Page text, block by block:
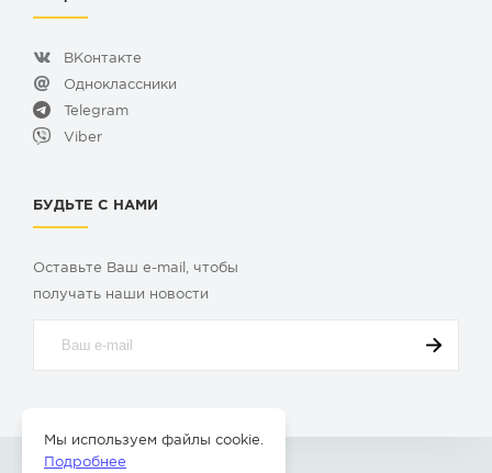
ВКонтакте
Одноклассники
Telegram
Viber
БУДЬТЕ С НАМИ
Оставьте Ваш e-mail, чтобы
получать наши новости
Мы используем файлы cookie.
Подробнее